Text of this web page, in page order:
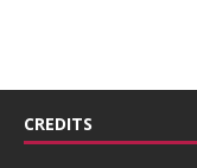
CREDITS